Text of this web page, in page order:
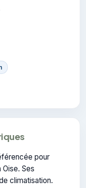
pour
Ses
climatisation.